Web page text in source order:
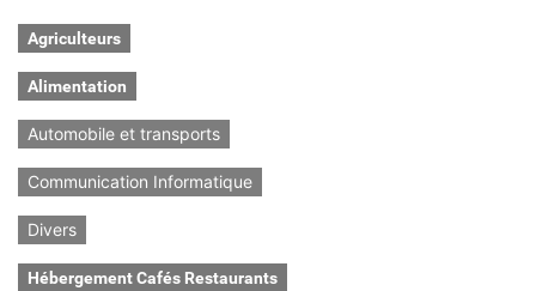
Agriculteurs
Alimentation
Automobile et transports
Communication Informatique
Divers
Hébergement Cafés Restaurants